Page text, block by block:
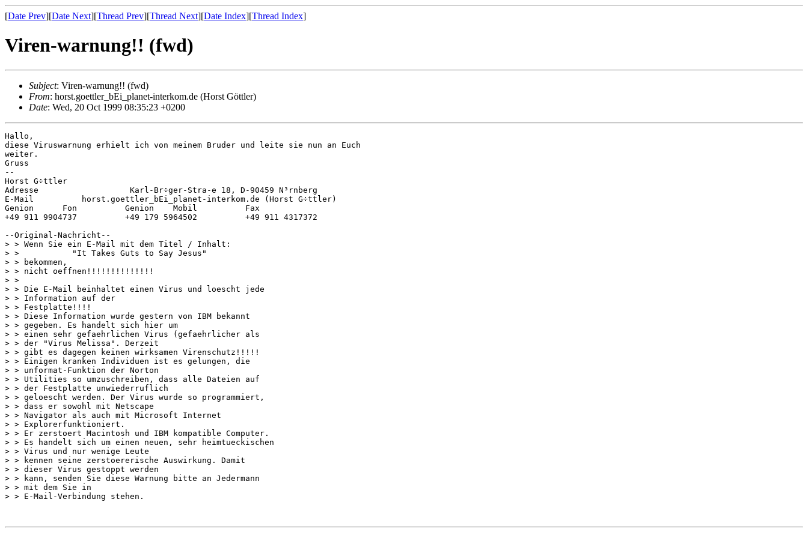
[Date Prev][Date Next][Thread Prev][Thread Next][Date Index][Thread Index]
Viren-warnung!! (fwd)
Subject: Viren-warnung!! (fwd)
From: horst.goettler_bEi_planet-interkom.de (Horst Göttler)
Date: Wed, 20 Oct 1999 08:35:23 +0200
Hallo,
diese Viruswarnung erhielt ich von meinem Bruder und leite sie nun an Euch
weiter.
Gruss
--
Horst G÷ttler
Adresse                   Karl-Br÷ger-Stra-e 18, D-90459 N³rnberg
E-Mail          horst.goettler_bEi_planet-interkom.de (Horst G÷ttler)
Genion      Fon          Genion    Mobil          Fax
+49 911 9904737          +49 179 5964502          +49 911 4317372
--Original-Nachricht--
> > Wenn Sie ein E-Mail mit dem Titel / Inhalt:
> >           "It Takes Guts to Say Jesus"
> > bekommen,
> > nicht oeffnen!!!!!!!!!!!!!!
> >
> > Die E-Mail beinhaltet einen Virus und loescht jede
> > Information auf der
> > Festplatte!!!!
> > Diese Information wurde gestern von IBM bekannt
> > gegeben. Es handelt sich hier um
> > einen sehr gefaehrlichen Virus (gefaehrlicher als
> > der "Virus Melissa". Derzeit
> > gibt es dagegen keinen wirksamen Virenschutz!!!!!
> > Einigen kranken Individuen ist es gelungen, die
> > unformat-Funktion der Norton
> > Utilities so umzuschreiben, dass alle Dateien auf
> > der Festplatte unwiederruflich
> > geloescht werden. Der Virus wurde so programmiert,
> > dass er sowohl mit Netscape
> > Navigator als auch mit Microsoft Internet
> > Explorerfunktioniert.
> > Er zerstoert Macintosh und IBM kompatible Computer.
> > Es handelt sich um einen neuen, sehr heimtueckischen
> > Virus und nur wenige Leute
> > kennen seine zerstoererische Auswirkung. Damit
> > dieser Virus gestoppt werden
> > kann, senden Sie diese Warnung bitte an Jedermann
> > mit dem Sie in
> > E-Mail-Verbindung stehen.